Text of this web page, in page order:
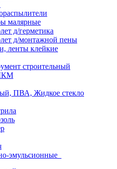
малярные
д/герметика
д/монтажной пены
ленты клейкие
строительный
ПВА, Жидкое стекло
эмульсионные